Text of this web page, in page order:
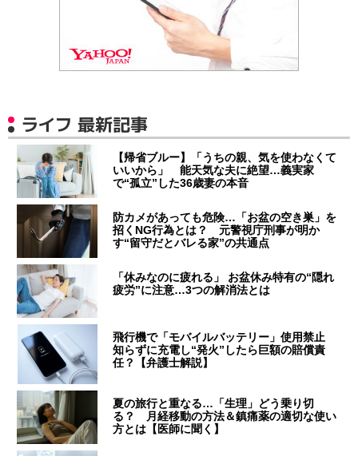
ライフ 最新記事
【帰省ブルー】「うちの親、気を使わなくて
いいから」 能天気な夫に絶望…義実家
で“孤立”した36歳妻の本音
防カメがあっても危険…「お盆の空き巣」を
招くNG行為とは？ 元警視庁刑事が明か
す“留守だとバレる家”の共通点
「休みなのに疲れる」 お盆休み特有の“隠れ
疲労”に注意…3つの解消法とは
飛行機で「モバイルバッテリー」使用禁止
知らずに充電し“発火”したら巨額の賠償責
任？【弁護士解説】
夏の旅行と重なる…「生理」どう乗り切
る？ 月経移動の方法＆鎮痛薬の適切な使い
方とは【医師に聞く】